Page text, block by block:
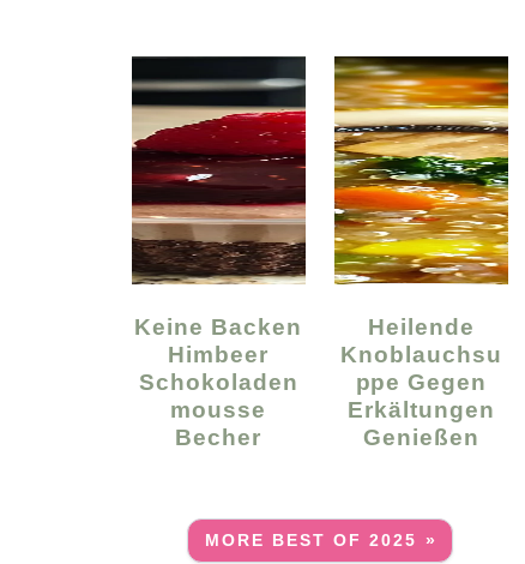
Keine Backen
Himbeer
Schokoladen
Mousse
Becher
Heilende
Knoblauchsu
Ppe Gegen
Erkältungen
Genießen
MORE BEST OF 2025 »